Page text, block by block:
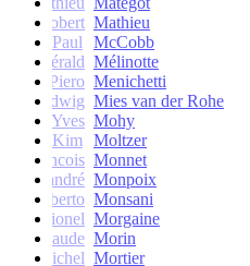
Robert Mathieu
Paul
McCobb
Gérald Mélinotte
Piero Menichetti
Ludwig Mies van der Rohe
Yves Mohy
Kim
Moltzer
Francois Monnet
andré Monpoix
Roberto Monsani
Lionel Morgaine
Claude Morin
Michel Mortier